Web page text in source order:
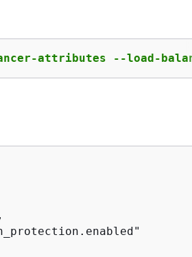
attributes --load-